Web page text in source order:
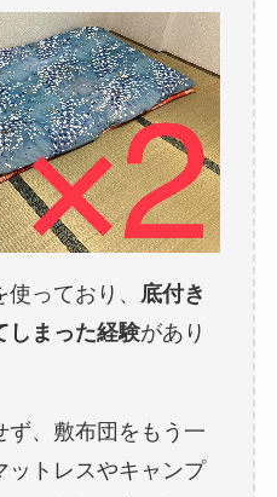
っており、 底付き
しまった経験があり
ず、敷布団をもう一
ットレスやキャンプ